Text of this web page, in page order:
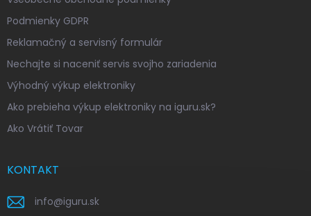
Podmienky GDPR
Reklamačný a servisný formulár
Nechajte si naceniť servis svojho zariadenia
Výhodný výkup elektroniky
Ako prebieha výkup elektroniky na iguru.sk?
Ako Vrátiť Tovar
KONTAKT
info@iguru.sk